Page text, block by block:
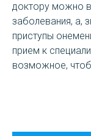
доктору можно
заболевания, а,
приступы
прием к
возможное,